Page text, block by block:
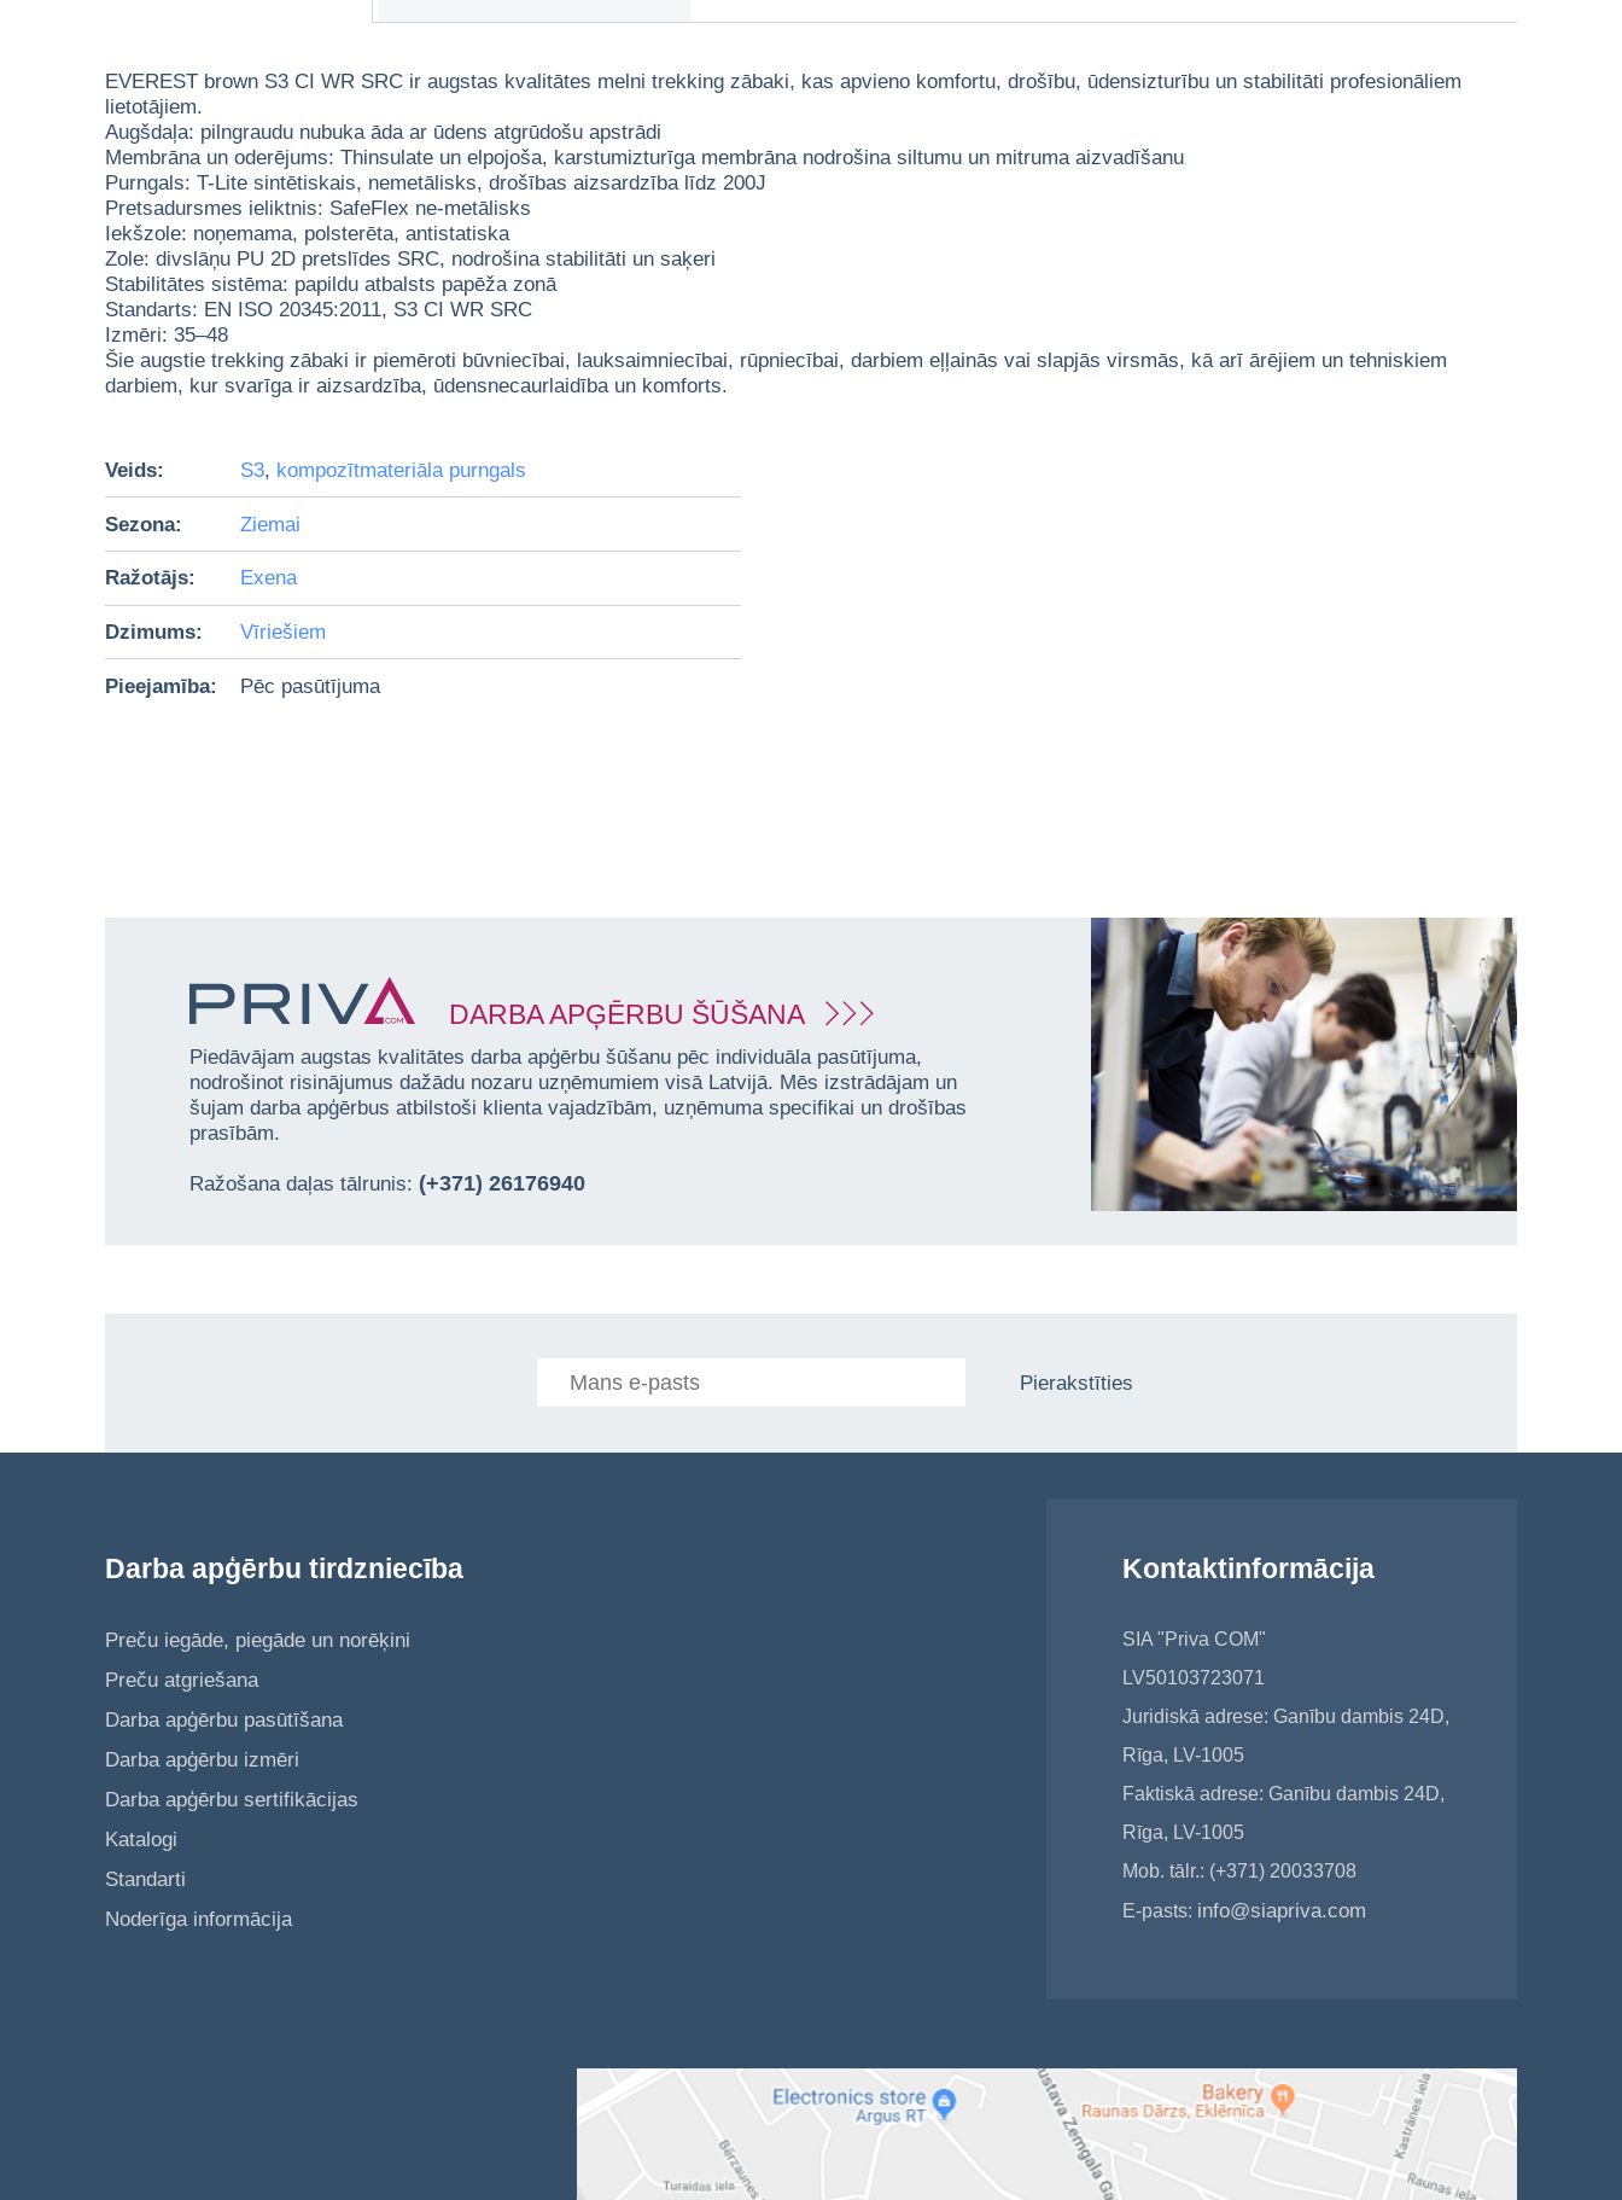
EVEREST brown S3 CI WR SRC ir augstas kvalitātes melni trekking zābaki, kas apvieno komfortu, drošību, ūdensizturību un stabilitāti profesionāliem
lietotājiem.
Augšdaļa: pilngraudu nubuka āda ar ūdens atgrūdošu apstrādi
Membrāna un oderējums: Thinsulate un elpojoša, karstumizturīga membrāna nodrošina siltumu un mitruma aizvadīšanu
Purngals: T-Lite sintētiskais, nemetālisks, drošības aizsardzība līdz 200J
Pretsadursmes ieliktnis: SafeFlex ne-metālisks
Iekšzole: noņemama, polsterēta, antistatiska
Zole: divslāņu PU 2D pretslīdes SRC, nodrošina stabilitāti un saķeri
Stabilitātes sistēma: papildu atbalsts papēža zonā
Standarts: EN ISO 20345:2011, S3 CI WR SRC
Izmēri: 35–48
Šie augstie trekking zābaki ir piemēroti būvniecībai, lauksaimniecībai, rūpniecībai, darbiem eļļainās vai slapjās virsmās, kā arī ārējiem un tehniskiem
darbiem, kur svarīga ir aizsardzība, ūdensnecaurlaidība un komforts.
Veids: S3, kompozītmateriāla purngals
Sezona: Ziemai
Ražotājs: Exena
Dzimums: Vīriešiem
Pieejamība: Pēc pasūtījuma
DARBA APĢĒRBU ŠŪŠANA
Piedāvājam augstas kvalitātes darba apģērbu šūšanu pēc individuāla pasūtījuma,
nodrošinot risinājumus dažādu nozaru uzņēmumiem visā Latvijā. Mēs izstrādājam un
šujam darba apģērbus atbilstoši klienta vajadzībām, uzņēmuma specifikai un drošības
prasībām.
Ražošana daļas tālrunis: (+371) 26176940
Pierakstīties
Darba apģērbu tirdzniecība
Preču iegāde, piegāde un norēķini
Preču atgriešana
Darba apģērbu pasūtīšana
Darba apģērbu izmēri
Darba apģērbu sertifikācijas
Katalogi
Standarti
Noderīga informācija
Kontaktinformācija
SIA "Priva COM"
LV50103723071
Juridiskā adrese: Ganību dambis 24D,
Rīga, LV-1005
Faktiskā adrese: Ganību dambis 24D,
Rīga, LV-1005
Mob. tālr.: (+371) 20033708
E-pasts: info@siapriva.com